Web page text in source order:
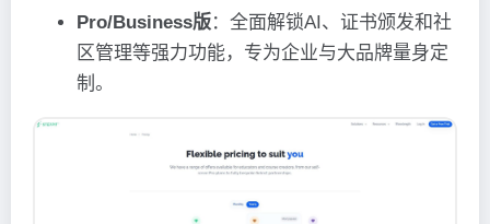
Pro/Business版：全面解锁AI、证书颁发和社
区管理等强力功能，专为企业与大品牌量身定
制。